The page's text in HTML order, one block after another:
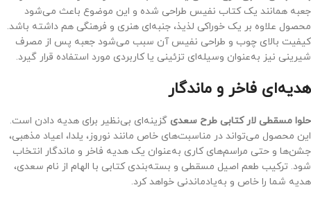
جعبه همانند یک کتاب نفیس طراحی شده و این موضوع باعث می‌شود
محصول علاوه بر یک خوراکی لذیذ، جنبه‌ای هنری و فرهنگی هم داشته باشد.
کیفیت بالای چوب و طراحی نفیس آن سبب می‌شود جعبه پس از مصرف
شیرینی نیز به‌عنوان وسیله‌ای تزئینی یا کاربردی مورد استفاده قرار گیرد.
هدیه‌ای فاخر و ماندگار
حلوا مسقطی لار کتابی طرح سعدی گزینه‌ای بی‌نظیر برای هدیه دادن است.
این محصول می‌تواند در مناسبت‌های خاص مانند نوروز، یلدا، اعیاد مذهبی،
جشن‌ها و حتی مراسم‌های کاری به‌عنوان یک هدیه فاخر و ماندگار انتخاب
شود. ترکیب طعم اصیل مسقطی و بسته‌بندی کتابی با الهام از نام سعدی،
هدیه شما را خاص و به‌یادماندنی خواهد کرد.